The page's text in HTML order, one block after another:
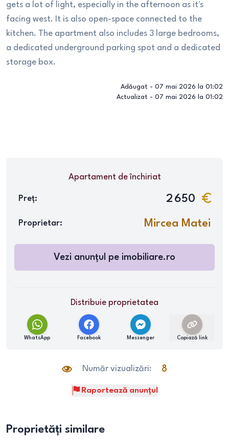
gets a lot of light, especially in the afternoon as it's
facing west. It is also open-space connected to the
kitchen. The apartment also includes 3 large bedrooms,
a dedicated underground parking spot and a dedicated
storage box.
Adăugat - 07 mai 2026 la 01:02
Actualizat - 07 mai 2026 la 01:02
Apartamentde închiriat
Preț: 2 650
Proprietar: Mircea Matei
Vezi anunțul pe imobiliare.ro
Distribuie proprietatea
WhatsApp Facebook Messenger Copiază link
Număr vizualizări: 8
Raportează anunțul
Proprietăți similare